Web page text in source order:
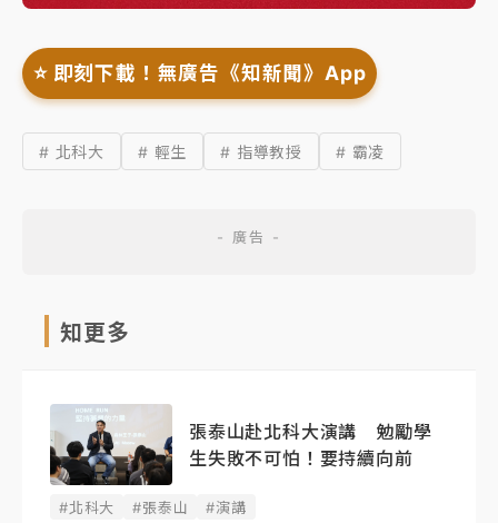
⭐️ 即刻下載！無廣告《知新聞》App
# 北科大 # 輕生 # 指導教授 # 霸凌
知更多
張泰山赴北科大演講 勉勵學
生失敗不可怕！要持續向前
#北科大 #張泰山 #演講